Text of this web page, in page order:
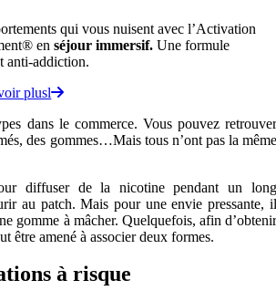
qui vous nuisent avec l’Activation
en séjour immersif. Une formule
anti-addiction.
plusl
dans le commerce. Vous pouvez retrouver
des gommes…Mais tous n’ont pas la même
diffuser de la nicotine pendant un long
au patch. Mais pour une envie pressante, il
gomme à mâcher. Quelquefois, afin d’obtenir
être amené à associer deux formes.
à risque